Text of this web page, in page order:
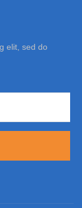
elit, sed do